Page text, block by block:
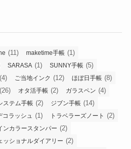
(11) maketime手帳 (1)
SARASA (1) SUNNY手帳 (5)
(4) ご当地インク (12) ほぼ日手帳 (8)
(26) オタ活手帳 (2) ガラスペン (4)
ステム手帳 (2) ジブン手帳 (14)
コラッシュ (1) トラベラーズノート (2)
ンカラースタンパー (2)
ッショナルダイアリー (2)